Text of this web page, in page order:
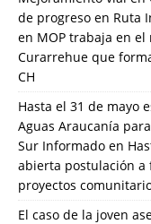
de progreso en Ruta
en MOP trabaja en
Curarrehue que
CH
Hasta el 31 de mayo
Aguas Araucanía
Sur Informado en
abierta postulación a
proyectos
El caso de la joven